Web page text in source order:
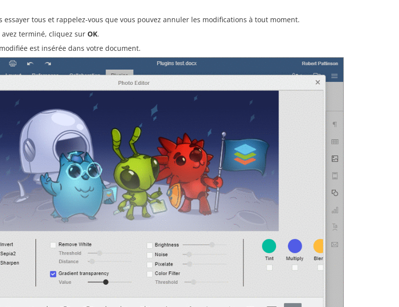
essayer tous et rappelez-vous que vous pouvez annuler les modifications à tout moment.
avez terminé, cliquez sur OK.
est insérée dans votre document.